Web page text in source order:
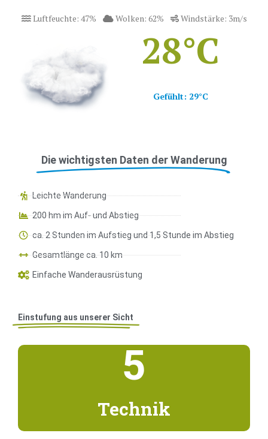
28°C
Gefühlt: 29°C
Luftfeuchte: 47% Wolken: 62% Windstärke: 3m/s
Die wichtigsten Daten der Wanderung
Leichte Wanderung
200 hm im Auf- und Abstieg
ca. 2 Stunden im Aufstieg und 1,5 Stunde im Abstieg
Gesamtlänge ca. 10 km
Einfache Wanderausrüstung
Einstufung aus unserer Sicht
Technik
5